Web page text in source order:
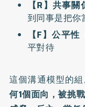
【R】共事
到同事是把你
【F】公平
平對待
這個溝通模型的組
何1個面向，被挑